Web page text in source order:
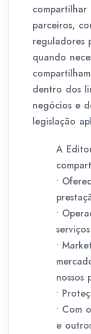
compartilhar
parceiros,
reguladores
quando
dentro dos
negócios e
legislação
A
•
•
•
nossos
•
• Com
e